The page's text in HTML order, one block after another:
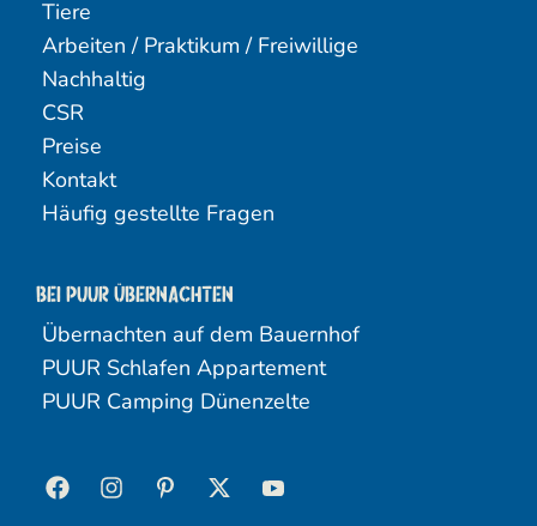
Tiere
Arbeiten / Praktikum / Freiwillige
Nachhaltig
CSR
Preise
Kontakt
Häufig gestellte Fragen
Bei Puur übernachten
Übernachten auf dem Bauernhof
PUUR Schlafen Appartement
PUUR Camping Dünenzelte